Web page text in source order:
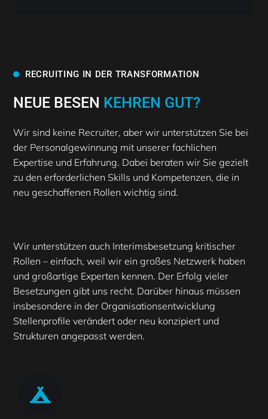
RECRUITING IN DER TRANSFORMATION
NEUE BESEN KEHREN GUT?
Wir sind keine Recruiter, aber wir unterstützen Sie bei
der Personalgewinnung mit unserer fachlichen
Expertise und Erfahrung. Dabei beraten wir Sie gezielt
zu den erforderlichen Skills und Kompetenzen, die in
neu geschaffenen Rollen wichtig sind.
Wir unterstützen auch Interimsbesetzung kritischer
Rollen – einfach, weil wir ein großes Netzwerk haben
und großartige Experten kennen. Der Erfolg vieler
Besetzungen gibt uns recht. Darüber hinaus müssen
insbesondere in der Organisationsentwicklung
Stellenprofile verändert oder neu konzipiert und
Strukturen angepasst werden.